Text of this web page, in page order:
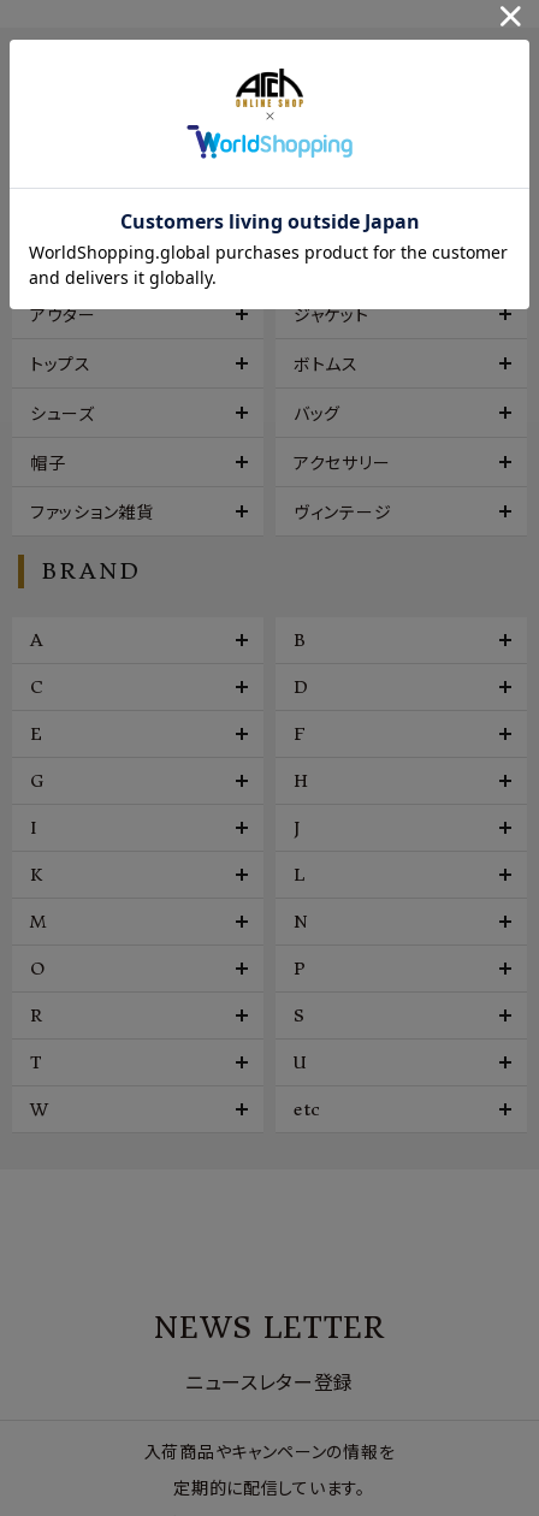
CATEGORY
アウター ジャケット
トップス ボトムス
シューズ バッグ
帽子 アクセサリー
ファッション雑貨 ヴィンテージ
BRAND
A B
C D
E F
G H
I J
K L
M N
O P
R S
T U
W etc
NEWS LETTER
ニュースレター登録
入荷商品やキャンペーンの情報を
定期的に配信しています。